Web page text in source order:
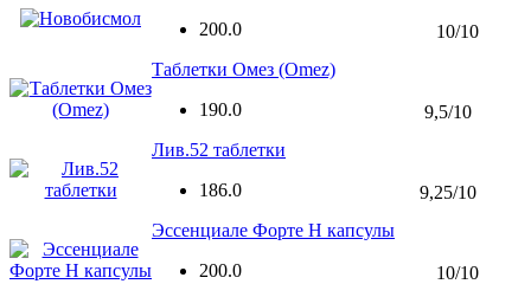
200.0
10/10
Таблетки Омез (Omez)
190.0
9,5/10
Лив.52 таблетки
186.0
9,25/10
Эссенциале Форте Н капсулы
200.0
10/10